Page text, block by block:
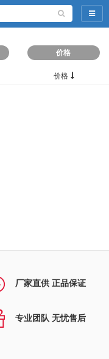
导航
价格
价格
厂家直供 正品保证
专业团队 无忧售后